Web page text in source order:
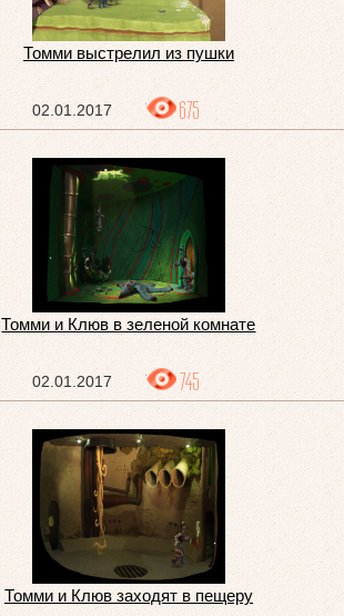
Томми выстрелил из пушки
02.01.2017 675
Томми и Клюв в зеленой комнате
02.01.2017 745
Томми и Клюв заходят в пещеру